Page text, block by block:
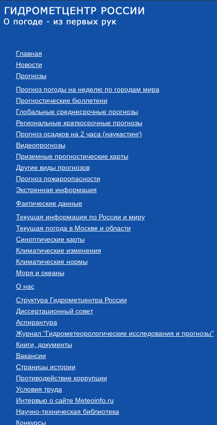
Главная
Новости
Прогнозы
Прогноз погоды на неделю по городам мира
Прогностические бюллетени
Глобальные среднесрочные прогнозы
Региональные краткосрочные прогнозы
Прогноз осадков на 2 часа (наукастинг)
Видеопрогнозы
Приземные прогностические карты
Другие виды прогнозов
Прогноз пожароопасности
Экстренная информация
Фактические данные
Текущая информация по России и миру
Текущая погода в Москве и области
Синоптические карты
Климатические изменения
Климатические нормы
Моря и океаны
О нас
Структура Гидрометцентра России
Диссертационный совет
Аспирантура
Журнал "Гидрометеорологические исследования и прогнозы"
Книги, документы
Вакансии
Страницы истории
Противодействие коррупции
Условия труда
Интервью о сайте Meteoinfo.ru
Научно-техническая библиотека
Конкурсы